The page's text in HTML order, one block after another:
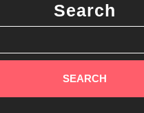
Search